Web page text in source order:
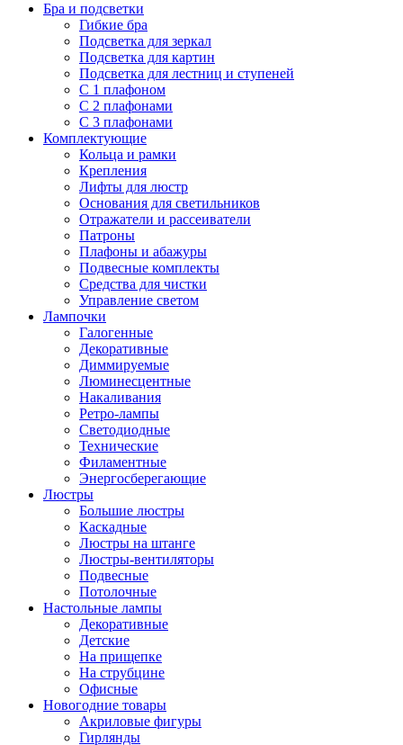
Бра и подсветки
Гибкие бра
Подсветка для зеркал
Подсветка для картин
Подсветка для лестниц и ступеней
С 1 плафоном
С 2 плафонами
С 3 плафонами
Комплектующие
Кольца и рамки
Крепления
Лифты для люстр
Основания для светильников
Отражатели и рассеиватели
Патроны
Плафоны и абажуры
Подвесные комплекты
Средства для чистки
Управление светом
Лампочки
Галогенные
Декоративные
Диммируемые
Люминесцентные
Накаливания
Ретро-лампы
Светодиодные
Технические
Филаментные
Энергосберегающие
Люстры
Большие люстры
Каскадные
Люстры на штанге
Люстры-вентиляторы
Подвесные
Потолочные
Настольные лампы
Декоративные
Детские
На прищепке
На струбцине
Офисные
Новогодние товары
Акриловые фигуры
Гирлянды